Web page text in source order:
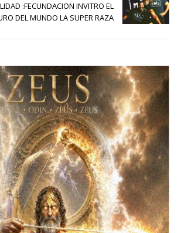
:FECUNDACION INVITRO EL
DEL MUNDO LA SUPER RAZA